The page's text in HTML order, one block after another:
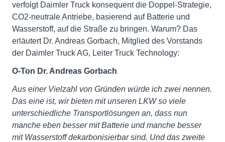
verfolgt Daimler Truck konsequent die Doppel-Strategie,
CO2-neutrale Antriebe, basierend auf Batterie und
Wasserstoff, auf die Straße zu bringen. Warum? Das
erläutert Dr. Andreas Gorbach, Mitglied des Vorstands
der Daimler Truck AG, Leiter Truck Technology:
O-Ton Dr. Andreas Gorbach
Aus einer Vielzahl von Gründen würde ich zwei nennen.
Das eine ist, wir bieten mit unseren LKW so viele
unterschiedliche Transportlösungen an, dass nun
manche eben besser mit Batterie und manche besser
mit Wasserstoff dekarbonisierbar sind. Und das zweite